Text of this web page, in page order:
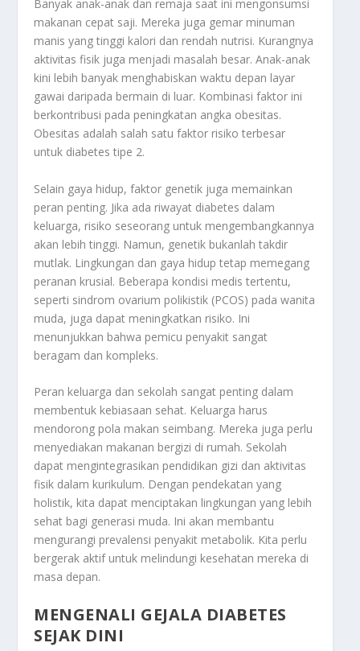
Banyak anak-anak dan remaja saat ini mengonsumsi
makanan cepat saji. Mereka juga gemar minuman
manis yang tinggi kalori dan rendah nutrisi. Kurangnya
aktivitas fisik juga menjadi masalah besar. Anak-anak
kini lebih banyak menghabiskan waktu depan layar
gawai daripada bermain di luar. Kombinasi faktor ini
berkontribusi pada peningkatan angka obesitas.
Obesitas adalah salah satu faktor risiko terbesar
untuk diabetes tipe 2.
Selain gaya hidup, faktor genetik juga memainkan
peran penting. Jika ada riwayat diabetes dalam
keluarga, risiko seseorang untuk mengembangkannya
akan lebih tinggi. Namun, genetik bukanlah takdir
mutlak. Lingkungan dan gaya hidup tetap memegang
peranan krusial. Beberapa kondisi medis tertentu,
seperti sindrom ovarium polikistik (PCOS) pada wanita
muda, juga dapat meningkatkan risiko. Ini
menunjukkan bahwa pemicu penyakit sangat
beragam dan kompleks.
Peran keluarga dan sekolah sangat penting dalam
membentuk kebiasaan sehat. Keluarga harus
mendorong pola makan seimbang. Mereka juga perlu
menyediakan makanan bergizi di rumah. Sekolah
dapat mengintegrasikan pendidikan gizi dan aktivitas
fisik dalam kurikulum. Dengan pendekatan yang
holistik, kita dapat menciptakan lingkungan yang lebih
sehat bagi generasi muda. Ini akan membantu
mengurangi prevalensi penyakit metabolik. Kita perlu
bergerak aktif untuk melindungi kesehatan mereka di
masa depan.
MENGENALI GEJALA DIABETES
SEJAK DINI